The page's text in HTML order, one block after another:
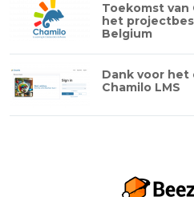
Toekomst van
het
Belgium
Dank voor het
Chamilo LMS